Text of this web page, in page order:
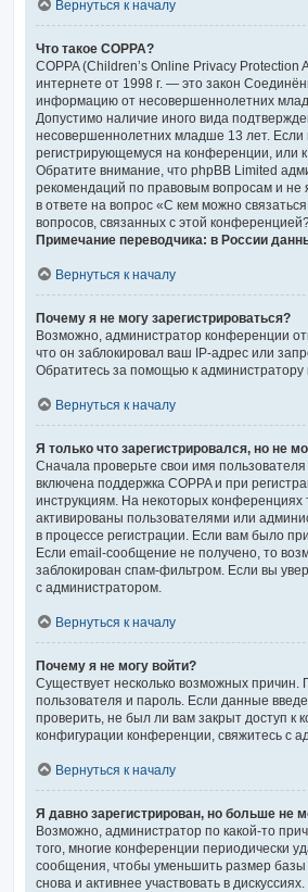
Вернуться к началу
Что такое COPPA?
COPPA (Children’s Online Privacy
интернете от 1998 г. — это закон
информацию от несовершеннолетних
Допустимо наличие иного вида
несовершеннолетних младше 13 лет. Если
регистрирующемуся на конференции, или
Обратите внимание, что phpBB Limited
рекомендаций по правовым вопросам и не
в ответе на вопрос «С кем можно
вопросов, связанных с этой
Примечание переводчика: в России
Вернуться к началу
Почему я не могу зарегистрироваться?
Возможно, администратор конференции
что он заблокировал ваш IP-адрес или
Обратитесь за помощью к
Вернуться к началу
Я только что зарегистрировался, но не
Сначала проверьте свои имя
включена поддержка COPPA и при
инструкциям. На некоторых
активированы пользователями или
в процессе регистрации. Если вам было
Если email-сообщение не получено, то
заблокирован спам-фильтром. Если вы
с администратором.
Вернуться к началу
Почему я не могу войти?
Существует несколько возможных причин.
пользователя и пароль. Если данные
проверить, не был ли вам закрыт доступ
конфигурации конференции, свяжитесь с
Вернуться к началу
Я давно зарегистрирован, но больше не
Возможно, администратор по какой-то
того, многие конференции периодически
сообщения, чтобы уменьшить размер базы
снова и активнее участвовать в дискуссиях.